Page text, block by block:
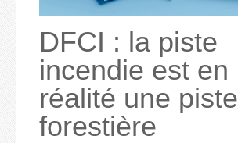
DFCI : la piste
incendie est en
réalité une piste
forestière